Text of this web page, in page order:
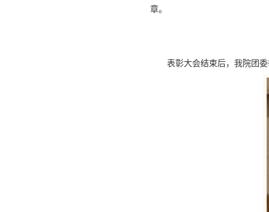
章。
表彰大会结束后，我院团